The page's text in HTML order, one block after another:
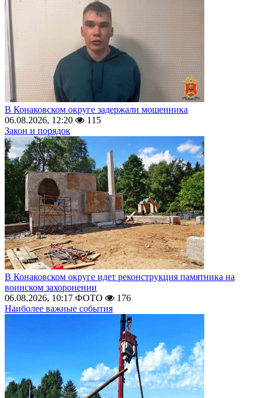
В Конаковском округе задержали мошенника
06.08.2026, 12:20
115
Закон и порядок
В Конаковском округе идет реконструкция памятника на
воинском захоронении
06.08.2026, 10:17 ФОТО
176
Наиболее важные события